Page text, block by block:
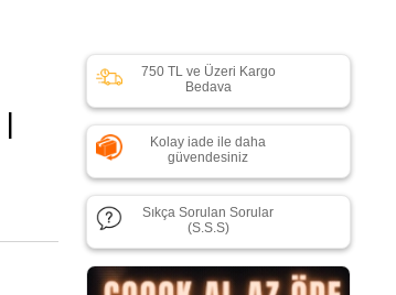
750 TL ve Üzeri Kargo
Bedava
Kolay iade ile daha
güvendesiniz
Sıkça Sorulan Sorular
(S.S.S)